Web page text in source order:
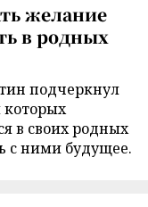
желание
в родных
подчеркнул
которых
в своих родных
с ними будущее.